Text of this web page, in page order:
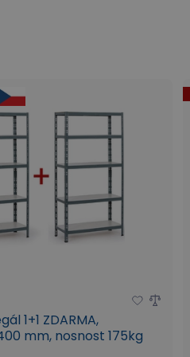
1+1 ZDARMA,
mm, nosnost 175kg